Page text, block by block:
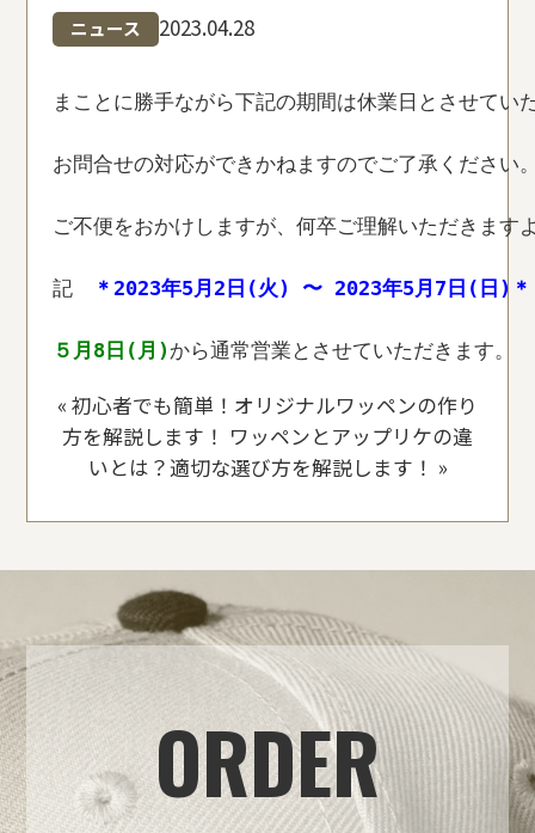
ニュース 2023.04.28
まことに勝手ながら下記の期間は休業日とさせてい
お問合せの対応ができかねますのでご了承ください
ご不便をおかけしますが、何卒ご理解いただきます
記 ＊2023年5月2日(火) 〜 2023年5月7日(日)＊
５月8日(月) から通常営業とさせていただきます。
« 初心者でも簡単！オリジナルワッペンの作り
方を解説します！ ワッペンとアップリケの違
いとは？適切な選び方を解説します！ »
ORDER